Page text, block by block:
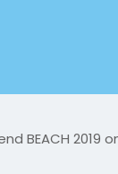
Lange | All